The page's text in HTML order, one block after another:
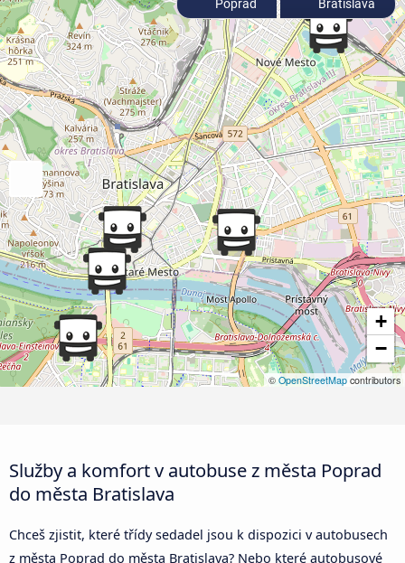
+
−
© OpenStreetMap contributors
Poprad Bratislava
Služby a komfort v autobuse z města Poprad
do města Bratislava
Chceš zjistit, které třídy sedadel jsou k dispozici v autobusech
z města Poprad do města Bratislava? Nebo které autobusové